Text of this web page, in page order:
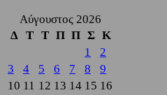
Αύγουστος 2026
Δ
Τ Τ Π Π Σ Κ
1
2
3
4 5 6 7 8
9
10 11 12 13 14 15 16